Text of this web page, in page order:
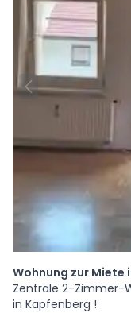
Wohnung zur Miete
Zentrale 2-Zimmer-
in Kapfenberg !